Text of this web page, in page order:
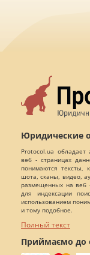
Юридические
Protocol.ua
веб - страницах
понимаются тексты,
шота, сканы, видео,
размещенных на веб -
для индексации
использованием
и тому подобное.
Полный текст
Приймаємо до